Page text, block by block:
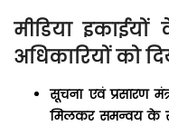
मीडिया
अधिकारियों को
सूचना एवं प्रसारण
मिलकर समन्वय के